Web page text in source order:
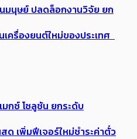
มนุษย์ ปลดล็อกงานวิจัย ยก
ครื่องยนต์ใหม่ของประเทศ
กซ์ โซลูชัน ยกระดับ
ด เพิ่มฟีเจอร์ใหม่ชำระค่าตั๋ว